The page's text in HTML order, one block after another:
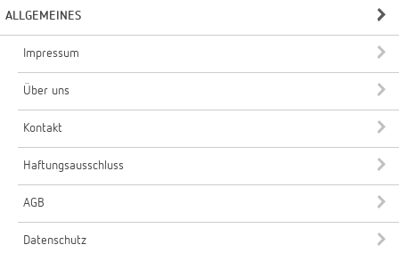
ALLGEMEINES
Impressum
Über uns
Kontakt
Haftungsausschluss
AGB
Datenschutz